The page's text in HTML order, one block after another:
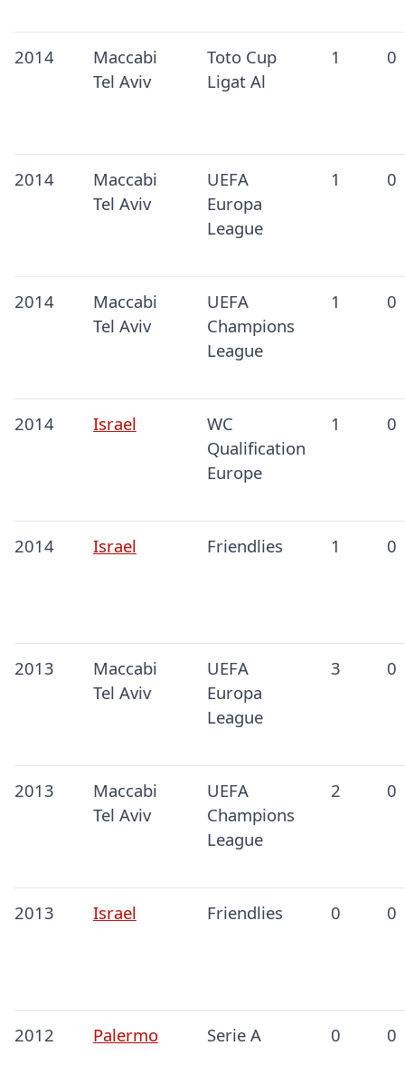
2014
Maccabi
Tel Aviv
Toto Cup
Ligat Al
1 0
2014
Maccabi
Tel Aviv
UEFA
Europa
League
1 0
2014
Maccabi
Tel Aviv
UEFA
Champions
League
1 0
2014 Israel
WC
Qualification
Europe
1 0
2014 Israel Friendlies 1 0
2013
Maccabi
Tel Aviv
UEFA
Europa
League
3 0
2013
Maccabi
Tel Aviv
UEFA
Champions
League
2 0
2013 Israel Friendlies 0 0
2012 Palermo Serie A 0 0